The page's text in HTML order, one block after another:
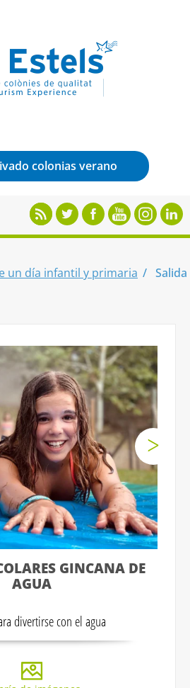
colonias verano
un día infantil y primaria
Salida
GINCANA DE
AGUA
divertirse con el agua